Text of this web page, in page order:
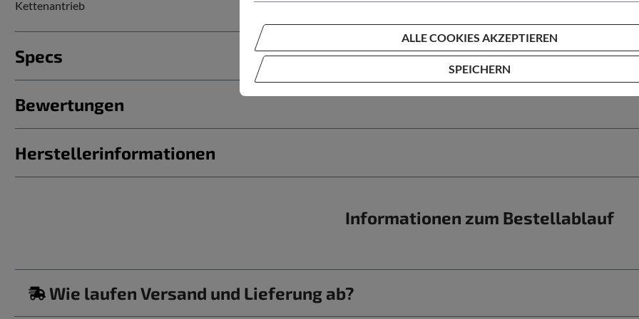
Kettenantrieb
bis 25 km/h
Specs
Bewertungen
Herstellerinformationen
Informationen zum Bestellablauf
Wie laufen Versand und Lieferung ab?
ALLE COOKIES AKZEPTIEREN
SPEICHERN